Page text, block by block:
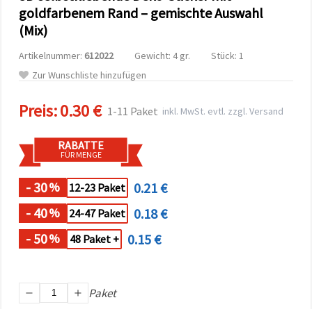
Sie können
Cookies
ablehnen
oder Ihre
Auswahl in
Einstellungen
individuell
Einwilligung
können Sie
jederzeit
ändern
widerrufen.
Impressum
Datenschutzerklärung
Cookie-
Richtlinie
Alle
akzeptieren
goldfarbenem Rand – gemischte Auswahl
(Mix)
Artikelnummer: 612022 Gewicht: 4 gr.
Stück: 1
Zur Wunschliste hinzufügen
Preis:0.30 € 1-11 Paket inkl. MwSt. evtl. zzgl. Versand
RABATTE
FÜR MENGE
- 30% 12-23 Paket
0.21 €
- 40% 24-47 Paket
0.18 €
- 50% 48 Paket + 0.15 €
Paket